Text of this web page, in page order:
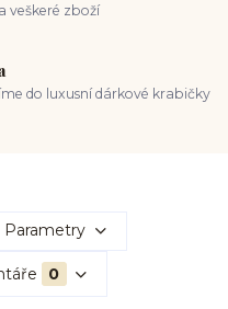
veškeré zboží
do luxusní dárkové krabičky
Parametry
0